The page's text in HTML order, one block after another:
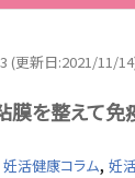
(更新日:2021/11/
を整えて免
妊活健康コラム, 妊